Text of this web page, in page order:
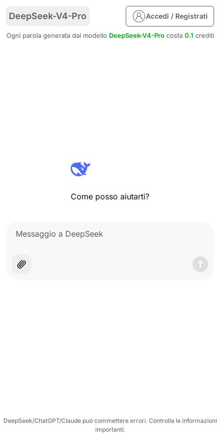
DeepSeek-V4-Pro Accedi / Registrati
Ogni parola generata dal modello DeepSeek-V4-Procosta 0.1 crediti
Come posso aiutarti?
DeepSeek/ChatGPT/Claude può commettere errori. Controlla le informazioni
importanti.